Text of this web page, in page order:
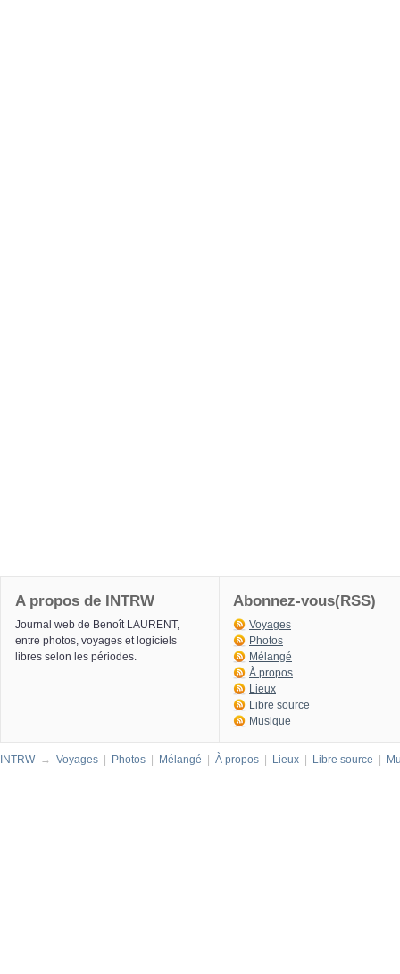
A propos de INTRW
Journal web de Benoît LAURENT,
entre photos, voyages et logiciels
libres selon les périodes.
Abonnez-vous(RSS)
Voyages
Photos
Mélangé
À propos
Lieux
Libre source
Musique
INTRW → Voyages Photos Mélangé À propos Lieux Libre source